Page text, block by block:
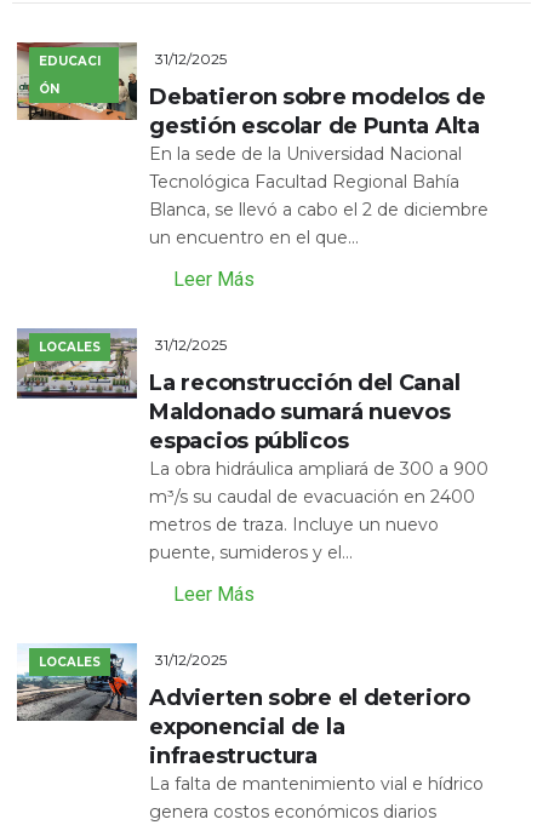
EDUCACI
ÓN
31/12/2025
Debatieron sobre modelos de
gestión escolar de Punta Alta
En la sede de la Universidad Nacional
Tecnológica Facultad Regional Bahía
Blanca, se llevó a cabo el 2 de diciembre
un encuentro en el que...
Leer Más
LOCALES 31/12/2025
La reconstrucción del Canal
Maldonado sumará nuevos
espacios públicos
La obra hidráulica ampliará de 300 a 900
m³/s su caudal de evacuación en 2400
metros de traza. Incluye un nuevo
puente, sumideros y el...
Leer Más
LOCALES 31/12/2025
Advierten sobre el deterioro
exponencial de la
infraestructura
La falta de mantenimiento vial e hídrico
genera costos económicos diarios